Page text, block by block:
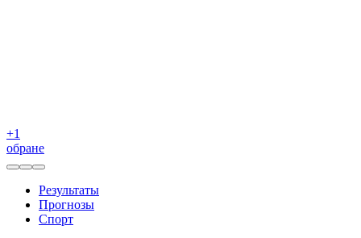
+1
обране
Результаты
Прогнозы
Спорт